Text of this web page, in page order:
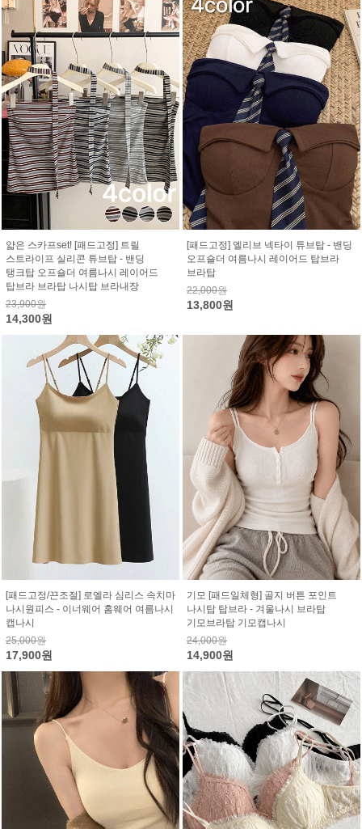
얇은 스카프set! [패드고정] 트릴
스트라이프 실리콘 튜브탑 - 밴딩
탱크탑 오프숄더 여름나시 레이어드
탑브라 브라탑 나시탑 브라내장
23,900원
14,300원
[패드고정] 엘리브 넥타이 튜브탑 - 밴딩
오프숄더 여름나시 레이어드 탑브라
브라탑
22,000원
13,800원
[패드고정/끈조절] 로엘라 심리스 속치마
나시원피스 - 이너웨어 홈웨어 여름나시
캡나시
25,000원
17,900원
기모 [패드일체형] 골지 버튼 포인트
나시탑 탑브라 - 겨울나시 브라탑
기모브라탑 기모캡나시
24,000원
14,900원